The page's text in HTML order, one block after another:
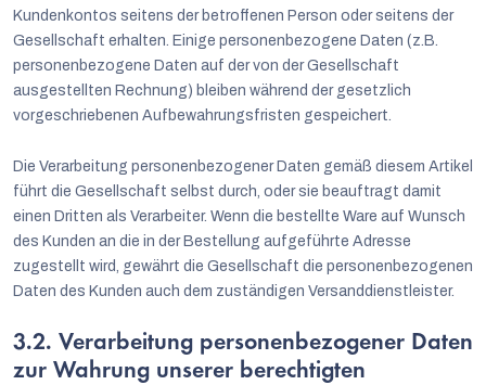
Kundenkontos seitens der betroffenen Person oder seitens der
Gesellschaft erhalten. Einige personenbezogene Daten (z.B.
personenbezogene Daten auf der von der Gesellschaft
ausgestellten Rechnung) bleiben während der gesetzlich
vorgeschriebenen Aufbewahrungsfristen gespeichert.
Die Verarbeitung personenbezogener Daten gemäß diesem Artikel
führt die Gesellschaft selbst durch, oder sie beauftragt damit
einen Dritten als Verarbeiter. Wenn die bestellte Ware auf Wunsch
des Kunden an die in der Bestellung aufgeführte Adresse
zugestellt wird, gewährt die Gesellschaft die personenbezogenen
Daten des Kunden auch dem zuständigen Versanddienstleister.
3.2. Verarbeitung personenbezogener Daten
zur Wahrung unserer berechtigten